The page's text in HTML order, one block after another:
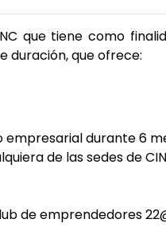
que tiene como
duración, que ofrece:
durante 6
de las sedes de
de emprendedores